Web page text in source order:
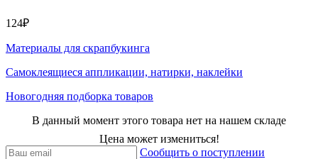
124₽
Материалы для скрапбукинга
Самоклеящиеся аппликации, натирки, наклейки
Новогодняя подборка товаров
В данный момент этого товара нет на нашем складе
Цена может измениться!
Сообщить о поступлении